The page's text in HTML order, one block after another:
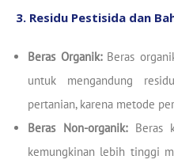
3. Residu Pestisida dan
Beras Organik:Beras
untuk mengandung
pertanian, karena metode
Beras Non-organik:Beras
kemungkinan lebih tinggi